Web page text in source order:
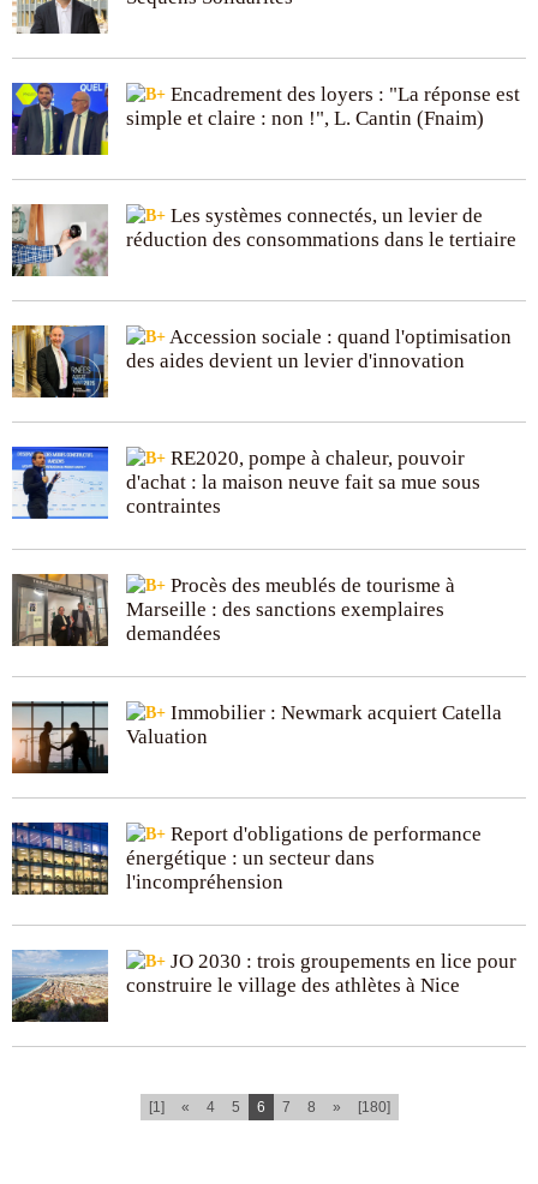
Encadrement des loyers : "La réponse est
simple et claire : non !", L. Cantin (Fnaim)
Les systèmes connectés, un levier de
réduction des consommations dans le tertiaire
Accession sociale : quand l'optimisation
des aides devient un levier d'innovation
RE2020, pompe à chaleur, pouvoir
d'achat : la maison neuve fait sa mue sous
contraintes
Procès des meublés de tourisme à
Marseille : des sanctions exemplaires
demandées
Immobilier : Newmark acquiert Catella
Valuation
Report d'obligations de performance
énergétique : un secteur dans
l'incompréhension
JO 2030 : trois groupements en lice pour
construire le village des athlètes à Nice
[1] « 4 5 6(current)
7 8 » [180]